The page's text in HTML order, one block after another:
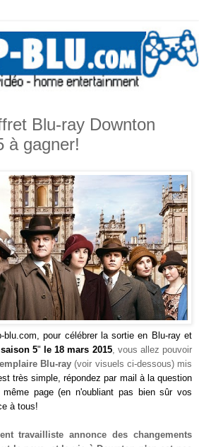
Blu-ray Downton
à gagner!
blu.com, pour célébrer la sortie en Blu-ray et
5" le 18 mars 2015, vous allez pouvoir
Blu-ray (voir visuels ci-dessous) mis
très simple, répondez par mail à la question
page (en n'oubliant pas bien sûr vos
à tous!
travailliste annonce des changements